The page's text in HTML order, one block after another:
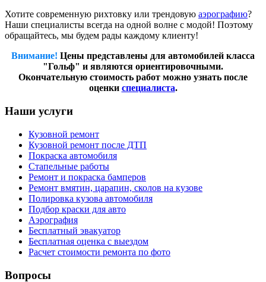
Хотите современную рихтовку или трендовую аэрографию?
Наши специалисты всегда на одной волне с модой! Поэтому
обращайтесь, мы будем рады каждому клиенту!
Внимание! Цены представлены для автомобилей класса
"Гольф" и являются ориентировочными.
Окончательную стоимость работ можно узнать после
оценки специалиста.
Наши услуги
Кузовной ремонт
Кузовной ремонт после ДТП
Покраска автомобиля
Стапельные работы
Ремонт и покраска бамперов
Ремонт вмятин, царапин, сколов на кузове
Полировка кузова автомобиля
Подбор краски для авто
Аэрография
Бесплатный эвакуатор
Бесплатная оценка с выездом
Расчет стоимости ремонта по фото
Вопросы